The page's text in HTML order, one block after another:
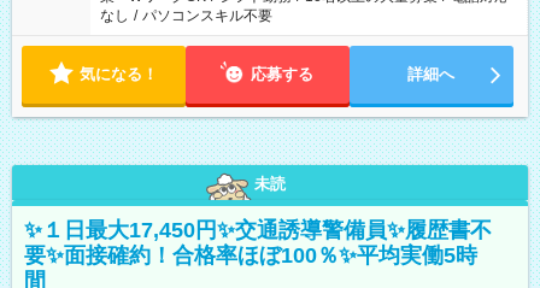
なし / パソコンスキル不要
気になる！ 応募する 詳細へ
未読
✨１日最大17,450円✨交通誘導警備員✨履歴書不
要✨面接確約！合格率ほぼ100％✨平均実働5時
間